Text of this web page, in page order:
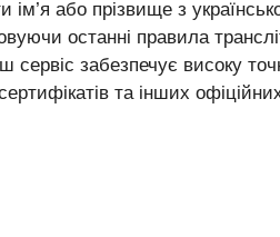
ім’я або прізвище з
останні правила
сервіс забезпечує високу
та інших